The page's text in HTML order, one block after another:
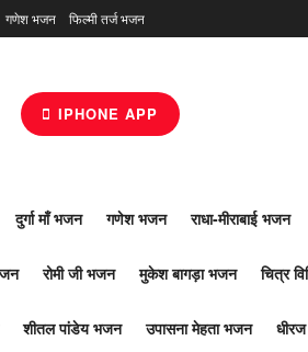
गणेश भजन फिल्मी तर्ज भजन
IPHONE APP
दुर्गा माँ भजन गणेश भजन राधा-मीराबाई भजन
रोमी जी भजन मुकेश बागड़ा भजन चित्र
शीतल पांडेय भजन उपासना मेहता भजन